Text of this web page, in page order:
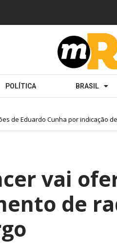
POLÍTICA BRASIL
de Eduardo Cunha por indicação de
vai
de